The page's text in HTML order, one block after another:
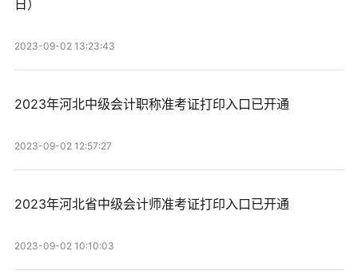
日）
2023-09-02 13:23:43
2023年河北中级会计职称准考证打印入口已开通
2023-09-02 12:57:27
2023年河北省中级会计师准考证打印入口已开通
2023-09-02 10:10:03